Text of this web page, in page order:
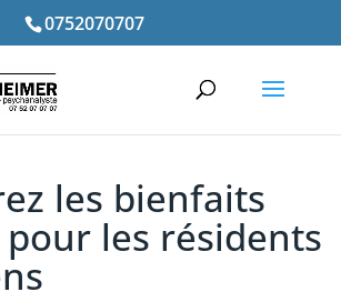
0752070707
les bienfaits
pour les résidents